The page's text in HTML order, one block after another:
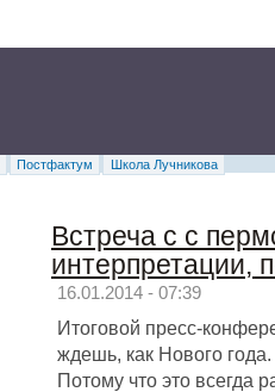
Постфактум
Школа Лучникова
Встреча с с
интерпретации,
16.01.2014 - 07:39
Итоговой пресс-
ждешь, как Нового года.
Потому что это всегда